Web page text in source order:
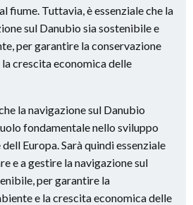
fiume. Tuttavia, è essenziale che la
sul Danubio sia sostenibile e
per garantire la conservazione
crescita economica delle
la navigazione sul Danubio
fondamentale nello sviluppo
Europa. Sarà quindi essenziale
e a gestire la navigazione sul
per garantire la
e la crescita economica delle